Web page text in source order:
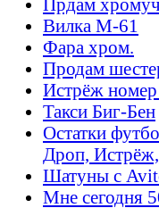
Вилка М-61
Фара хром.
Продам
Истрёж
Такси Биг-Бен
Остатки
Дроп,
Шатуны с
Мне сегодня